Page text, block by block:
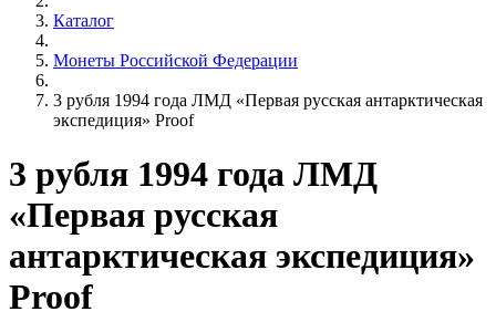
Каталог
Монеты Российской Федерации
3 рубля 1994 года ЛМД «Первая русская антарктическая
экспедиция» Proof
3 рубля 1994 года ЛМД
«Первая русская
антарктическая экспедиция»
Proof